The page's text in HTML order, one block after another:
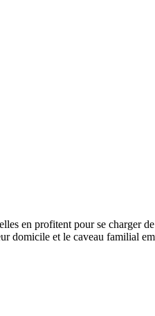
en profitent pour se charger
domicile et le caveau familial